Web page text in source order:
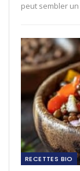
peut sembler
RECETTES BIO